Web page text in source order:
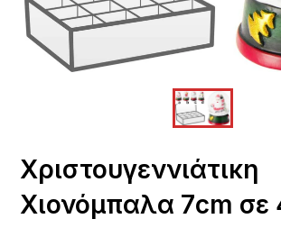
Χριστουγεννιάτικη
Χιονόμπαλα 7cm σε